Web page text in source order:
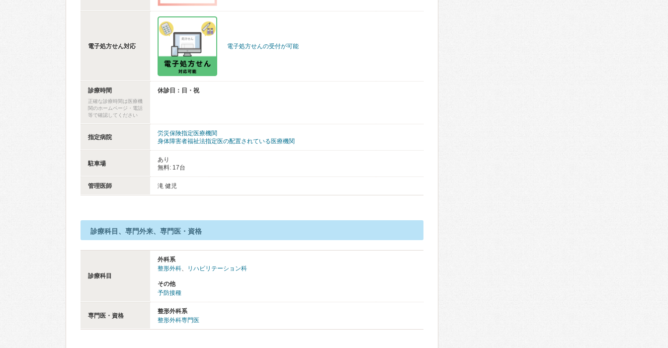
電子処方せん対応 電子処方せんの受付が可能
診療時間
正確な診療時間は医療機
関のホームページ・電話
等で確認してください
休診日：日・祝
指定病院
労災保険指定医療機関
身体障害者福祉法指定医の配置されている医療機関
駐車場
あり
無料: 17台
管理医師 滝 健児
診療科目、専門外来、専門医・資格
診療科目
外科系
整形外科、 リハビリテーション科
その他
予防接種
専門医・資格
整形外科系
整形外科専門医